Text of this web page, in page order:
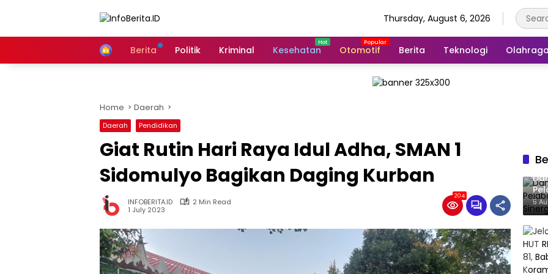
Thursday, August 6, 2026
HomeBerita Politik Kriminal Kesehatan Otomotif Berita Teknologi Olahraga
Home Daerah
Daerah Pendidikan
Giat Rutin Hari Raya Idul Adha, SMAN 1
Sidomulyo Bagikan Daging Kurban
INFOBERITA.ID
2 Min Read
1 July 2023
204
5